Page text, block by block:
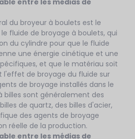
du broyeur à boulets est le
fluide de broyage à boulets, qui
du cylindre pour que le fluide
une énergie cinétique et une
et que le matériau soit
l'effet de broyage du fluide sur
de broyage installés dans le
billes sont généralement des
de quartz, des billes d'acier,
des agents de broyage
réelle de la production.
entre les médias de